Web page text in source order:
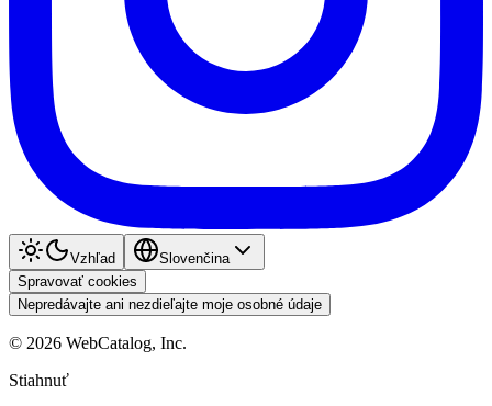
Vzhľad
Slovenčina
Spravovať cookies
Nepredávajte ani nezdieľajte moje osobné údaje
© 2026 WebCatalog, Inc.
Stiahnuť